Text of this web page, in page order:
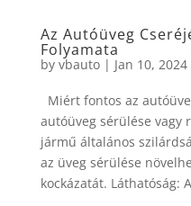
Az Autóüveg
Folyamata
by vbauto| Jan 10, 2024
Miért fontos az
autóüveg sérülése vagy
jármű általános
az üveg sérülése
kockázatát. Láthatóság: